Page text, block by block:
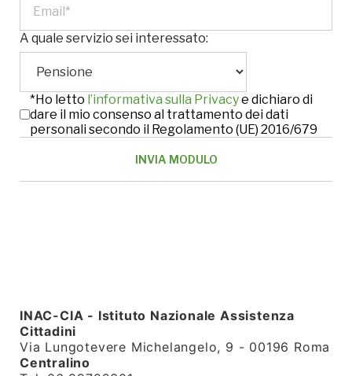
A quale servizio sei interessato:
*Ho letto l’informativa sulla Privacye dichiaro di
dare il mio consenso al trattamento dei dati
personali secondo il Regolamento (UE) 2016/679
INAC-CIA - Istituto Nazionale Assistenza
Cittadini
Via Lungotevere Michelangelo, 9 - 00196 Roma
Centralino